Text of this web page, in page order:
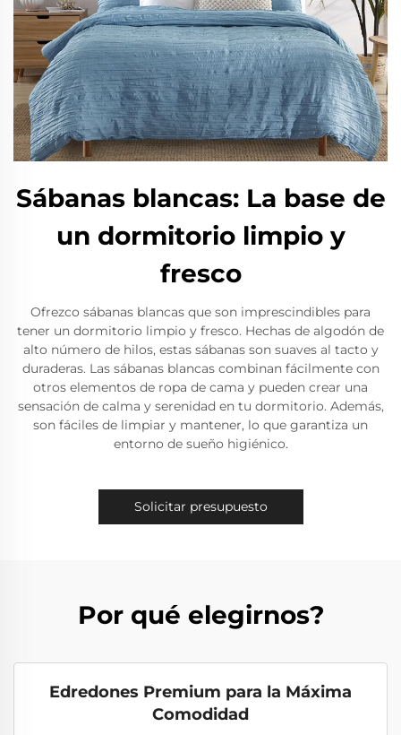
Sábanas blancas: La base de
un dormitorio limpio y
fresco
Ofrezco sábanas blancas que son imprescindibles para
tener un dormitorio limpio y fresco. Hechas de algodón de
alto número de hilos, estas sábanas son suaves al tacto y
duraderas. Las sábanas blancas combinan fácilmente con
otros elementos de ropa de cama y pueden crear una
sensación de calma y serenidad en tu dormitorio. Además,
son fáciles de limpiar y mantener, lo que garantiza un
entorno de sueño higiénico.
Solicitar presupuesto
Por qué elegirnos?
Edredones Premium para la Máxima
Comodidad